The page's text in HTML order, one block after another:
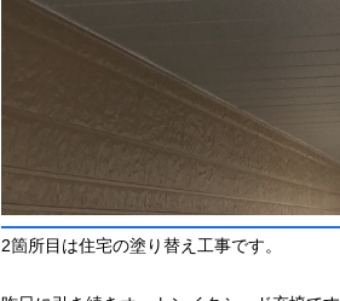
2箇所目は住宅の塗り替え工事です。